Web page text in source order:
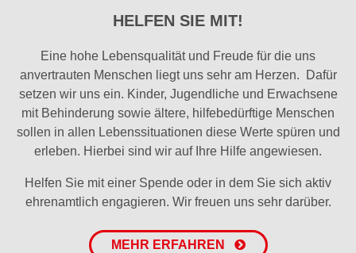
HELFEN SIE MIT!
Eine hohe Lebensqualität und Freude für die uns
anvertrauten Menschen liegt uns sehr am Herzen. Dafür
setzen wir uns ein. Kinder, Jugendliche und Erwachsene
mit Behinderung sowie ältere, hilfebedürftige Menschen
sollen in allen Lebenssituationen diese Werte spüren und
erleben. Hierbei sind wir auf Ihre Hilfe angewiesen.
Helfen Sie mit einer Spende oder in dem Sie sich aktiv
ehrenamtlich engagieren. Wir freuen uns sehr darüber.
MEHR ERFAHREN